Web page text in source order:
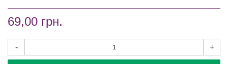
69,00 грн.
- +